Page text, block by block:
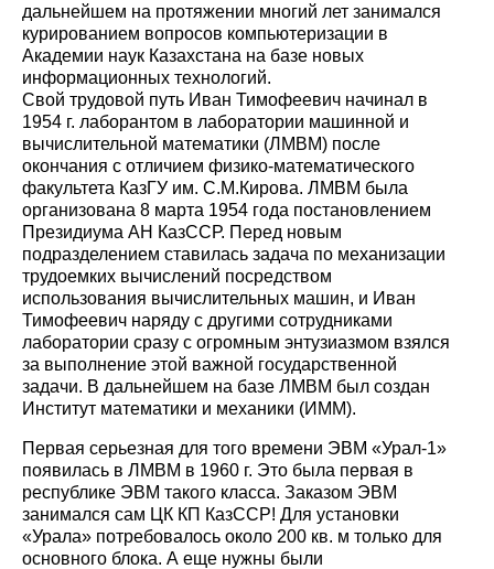
дальнейшем на протяжении многий лет занимался
курированием вопросов компьютеризации в
Академии наук Казахстана на базе новых
информационных технологий.
Свой трудовой путь Иван Тимофеевич начинал в
1954 г. лаборантом в лаборатории машинной и
вычислительной математики (ЛМВМ) после
окончания с отличием физико-математического
факультета КазГУ им. С.М.Кирова. ЛМВМ была
организована 8 марта 1954 года постановлением
Президиума АН КазССР. Перед новым
подразделением ставилась задача по механизации
трудоемких вычислений посредством
использования вычислительных машин, и Иван
Тимофеевич наряду с другими сотрудниками
лаборатории сразу с огромным энтузиазмом взялся
за выполнение этой важной государственной
задачи. В дальнейшем на базе ЛМВМ был создан
Институт математики и механики (ИММ).
Первая серьезная для того времени ЭВМ «Урал-1»
появилась в ЛМВМ в 1960 г. Это была первая в
республике ЭВМ такого класса. Заказом ЭВМ
занимался сам ЦК КП КазССР! Для установки
«Урала» потребовалось около 200 кв. м только для
основного блока. А еще нужны были